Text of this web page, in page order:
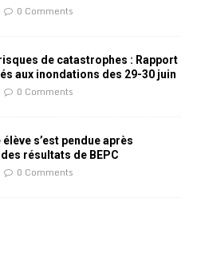
0 Comments
de catastrophes : Rapport
aux inondations des 29-30 juin
0 Comments
élève s’est pendue après
résultats de BEPC
0 Comments